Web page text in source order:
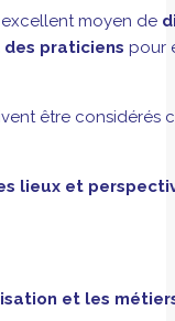
moyen de
praticiens pour
être considérés
lieux et
et les